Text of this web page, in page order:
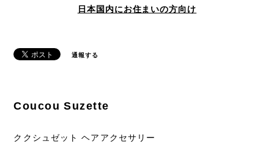
日本国内にお住まいの方向け
通報する
Coucou Suzette
ククシュゼット ヘアアクセサリー